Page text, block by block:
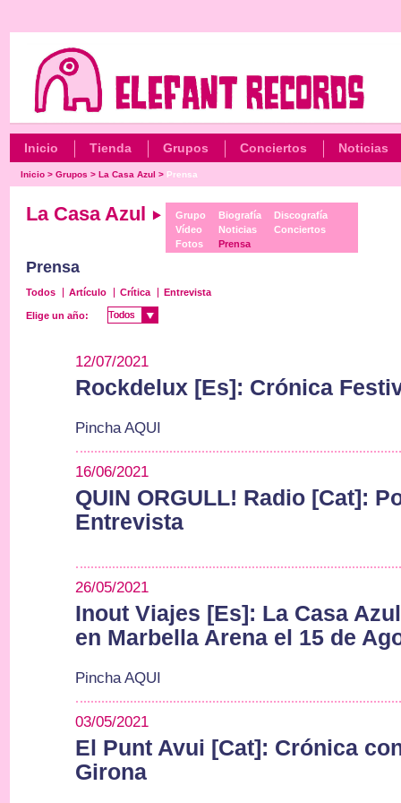
Inicio Tienda Grupos Conciertos Noticias
Inicio >Grupos >La Casa Azul > Prensa
La Casa Azul
Grupo
Vídeo
Fotos
Biografía
Noticias
Prensa
Discografía
Conciertos
Prensa
Todos Artículo Crítica Entrevista
Elige un año: Todos
Todos
12/07/2021
Rockdelux [Es]: Crónica
Pincha AQUI
16/06/2021
QUIN ORGULL! Radio [Cat]:
Entrevista
26/05/2021
Inout Viajes [Es]: La Casa
en Marbella Arena el 15 de
Pincha AQUI
03/05/2021
El Punt Avui [Cat]: Crónica
Girona